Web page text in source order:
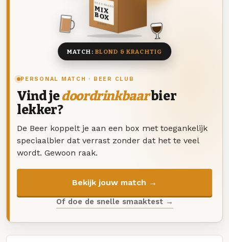
PERSONAL MATCH · BEER CLUB
Vind jedoordrinkbaarbier
lekker?
De Beer koppelt je aan een box met toegankelijk
speciaalbier dat verrast zonder dat het te veel
wordt. Gewoon raak.
Bekijk jouw match →
Of doe de snelle smaaktest →
DEZE MAAND
MIX
BOX
8 BIEREN
MATCH: BLOND & KRACHTIG